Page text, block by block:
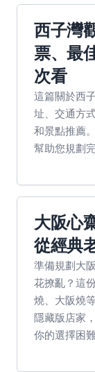
西子灣
票、最
次看
這篇關於西
址、交通方
和景點推薦
幫助您規劃
大阪心
從經典
準備規劃大
花撩亂？這
燒、大阪燒
隱藏版店家
你的選擇困難